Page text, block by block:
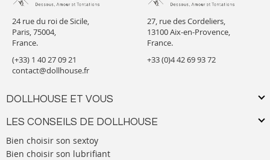
24 rue du roi de Sicile,
Paris, 75004,
France.
(+33) 1 40 27 09 21
contact@dollhouse.fr
DOLLHOUSE ET VOUS
LES CONSEILS DE DOLLHOUSE
Bien choisir son sextoy
Bien choisir son lubrifiant
27, rue des Cordeliers,
13100 Aix-en-Provence,
France.
+33 (0)4 42 69 93 72